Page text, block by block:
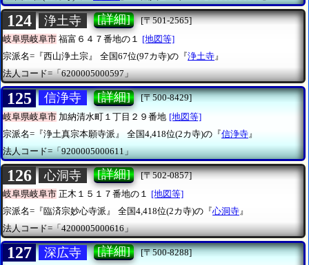
124 浄土寺 [詳細]
[〒501-2565]
岐阜県岐阜市 福富６４７番地の１ [地図等]
宗派名=『西山浄土宗』
全国67位(97カ寺)の『浄土寺』
法人コード=「6200005000597」
125 信浄寺 [詳細]
[〒500-8429]
岐阜県岐阜市 加納清水町１丁目２９番地 [地図等]
宗派名=『浄土真宗本願寺派』
全国4,418位(2カ寺)の『信浄寺 』
法人コード=「9200005000611」
126 心洞寺 [詳細]
[〒502-0857]
岐阜県岐阜市 正木１５１７番地の１ [地図等]
宗派名=『臨済宗妙心寺派』
全国4,418位(2カ寺)の『心洞寺』
法人コード=「4200005000616」
127 深広寺 [詳細] [〒500-8288]